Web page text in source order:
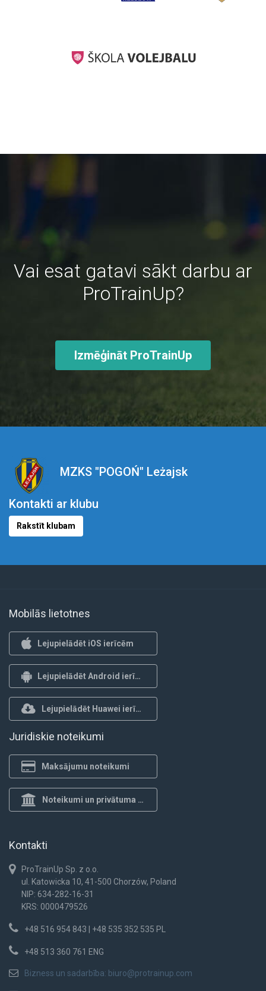
Vai esat gatavi sākt darbu ar
ProTrainUp?
Izmēģināt ProTrainUp
MZKS "POGOŃ" Leżajsk
Kontakti ar klubu
Rakstīt klubam
Mobilās lietotnes
Lejupielādēt iOS ierīcēm
Lejupielādēt Android ierīcēm
Lejupielādēt Huawei ierīcēm
Juridiskie noteikumi
Maksājumu noteikumi
Noteikumi un privātuma politika
Kontakti
ProTrainUp Sp. z o.o.
ul. Katowicka 10, 41-500 Chorzów, Poland
NIP: 634-282-16-31
KRS: 0000479526
+48 516 954 843 | +48 535 352 535 PL
+48 513 360 761 ENG
Bizness un sadarbība: biuro@protrainup.com